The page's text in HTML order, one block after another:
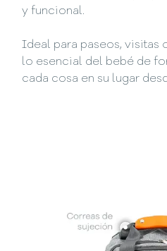
y funcional.
Ideal para paseos, visitas
lo esencial del bebé de
cada cosa en su lugar